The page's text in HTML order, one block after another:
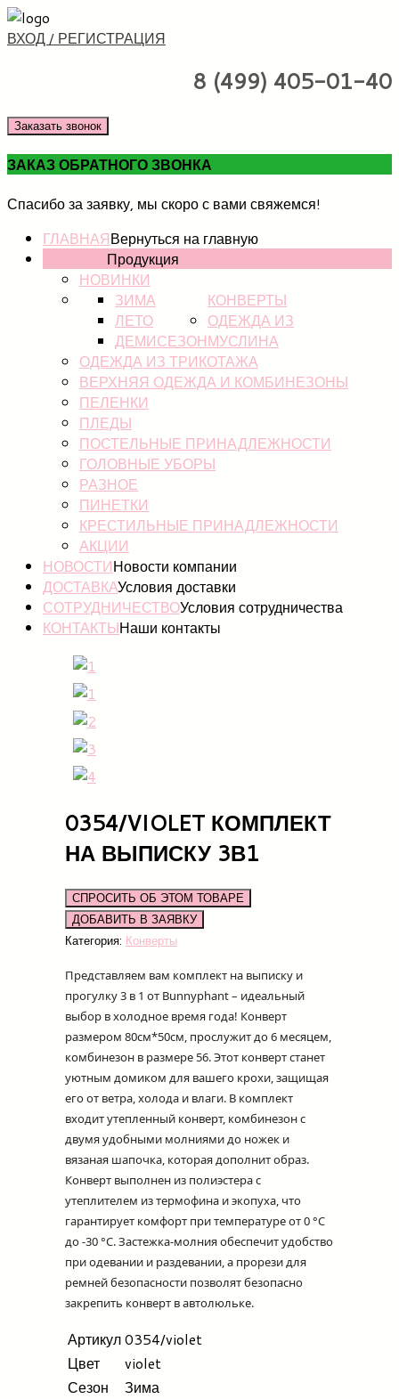
ВХОД / РЕГИСТРАЦИЯ
8 (499) 405-01-40
Заказать звонок
ЗАКАЗ ОБРАТНОГО ЗВОНКА
Спасибо за заявку, мы скоро с вами свяжемся!
ГЛАВНАЯВернуться на главную
Продукция
НОВИНКИ
КОНВЕРТЫ
ЗИМА
ЛЕТО
ДЕМИСЕЗОН
ОДЕЖДА ИЗ
МУСЛИНА
ОДЕЖДА ИЗ ТРИКОТАЖА
ВЕРХНЯЯ ОДЕЖДА И КОМБИНЕЗОНЫ
ПЕЛЕНКИ
ПЛЕДЫ
ПОСТЕЛЬНЫЕ ПРИНАДЛЕЖНОСТИ
ГОЛОВНЫЕ УБОРЫ
РАЗНОЕ
ПИНЕТКИ
КРЕСТИЛЬНЫЕ ПРИНАДЛЕЖНОСТИ
АКЦИИ
НОВОСТИНовости компании
ДОСТАВКАУсловия доставки
СОТРУДНИЧЕСТВОУсловия сотрудничества
КОНТАКТЫНаши контакты
0354/VIOLET КОМПЛЕКТ
НА ВЫПИСКУ 3В1
СПРОСИТЬ ОБ ЭТОМ ТОВАРЕ
Категория: Конверты
Представляем вам комплект на выписку и
прогулку 3 в 1 от Bunnyphant – идеальный
выбор в холодное время года! Конверт
размером 80см*50см, прослужит до 6 месяцем,
комбинезон в размере 56. Этот конверт станет
уютным домиком для вашего крохи, защищая
его от ветра, холода и влаги. В комплект
входит утепленный конверт, комбинезон с
двумя удобными молниями до ножек и
вязаная шапочка, которая дополнит образ.
Конверт выполнен из полиэстера с
утеплителем из термофина и экопуха, что
гарантирует комфорт при температуре от 0 °C
до -30 °C. Застежка-молния обеспечит удобство
при одевании и раздевании, а прорези для
ремней безопасности позволят безопасно
закрепить конверт в автолюльке.
Артикул0354/violet
Цвет
violet
Сезон
Зима